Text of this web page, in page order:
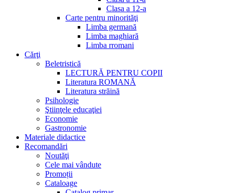
Clasa a 12-a
Carte pentru minorităţi
Limba germană
Limba maghiară
Limba rromani
Cărţi
Beletristică
LECTURĂ PENTRU COPII
Literatura ROMANĂ
Literatura străină
Psihologie
Ştiinţele educaţiei
Economie
Gastronomie
Materiale didactice
Recomandări
Noutăţi
Cele mai vândute
Promoții
Cataloage